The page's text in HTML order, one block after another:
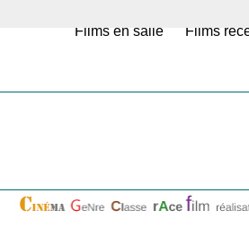
Films en salle Films